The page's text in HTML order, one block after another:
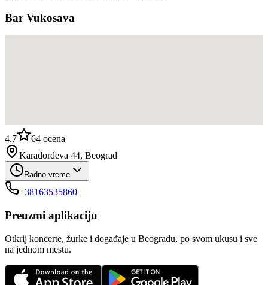
Bar Vukosava
4.7 64 ocena
Karađorđeva 44, Beograd
Radno vreme
+38163535860
Preuzmi aplikaciju
Otkrij koncerte, žurke i događaje u Beogradu, po svom ukusu i sve
na jednom mestu.